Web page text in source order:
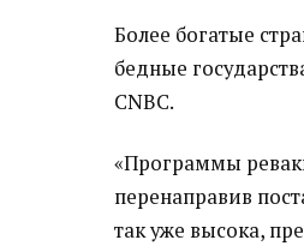
Более богатые
бедные
CNBC.
«Программы
перенаправив
так уже высока,